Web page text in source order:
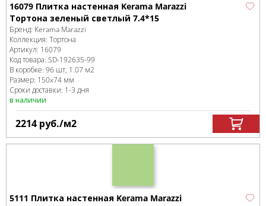
16079 Плитка настенная Kerama Marazzi
Тортона зеленый светлый 7.4*15
Бренд: Kerama Marazzi
Коллекция: Тортона
Артикул: 16079
Код товара: SD-192635-99
В коробке: 96 шт, 1.07 м2
Размер: 150x74 мм
Сроки доставки: 1-3 дня
в наличии
2214 руб./м2
5111 Плитка настенная Kerama Marazzi